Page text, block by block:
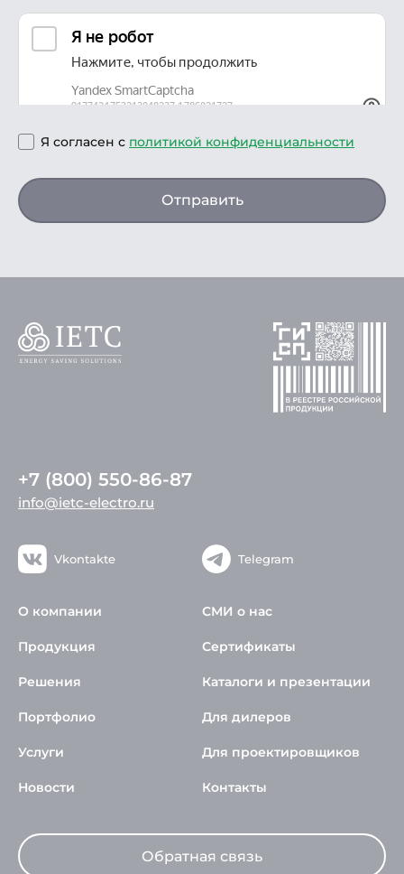
Я согласен с политикой конфиденциальности
Отправить
+7 (800) 550-86-87
info@ietc-electro.ru
Vkontakte Telegram
О компании
Продукция
Решения
Портфолио
Услуги
Новости
СМИ о нас
Сертификаты
Каталоги и презентации
Для дилеров
Для проектировщиков
Контакты
Обратная связь